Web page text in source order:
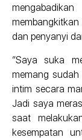
dan penyanyi
“Saya suka
memang
intim secara
Jadi saya
saat
kesempatan